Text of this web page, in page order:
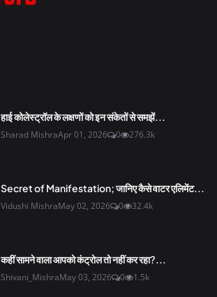
हाई कोलेस्ट्रॉल के लक्षणों को इन संकेतों से समझें...
Sharad MishraApr 01, 2026 0 276.3k
Secret of Manifestation; जानिए कैसे वाटर एलिमेंट...
Vidushi MishraMay 02, 2026 0 32.4k
कहीं सामने वाला आपको कंट्रोल तो नहीं कर रहा?...
Shivani_MishraMay 03, 2026 0 1.5k